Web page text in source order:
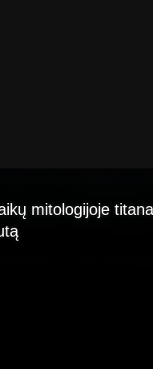
mitologijoje